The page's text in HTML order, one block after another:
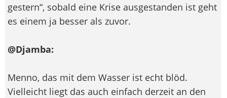
gestern“, sobald eine Krise ausgestanden ist geht
es einem ja besser als zuvor.
@Djamba:
Menno, das mit dem Wasser ist echt blöd.
Vielleicht liegt das auch einfach derzeit an den